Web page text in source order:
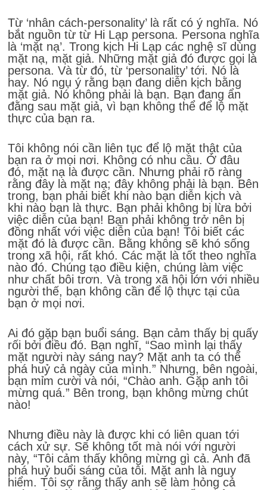
Từ ‘nhân cách-personality’ là rất có ý nghĩa. Nó
bắt nguồn từ từ Hi Lạp persona. Persona nghĩa
là ‘mặt nạ’. Trong kịch Hi Lạp các nghệ sĩ dùng
mặt nạ, mặt giả. Những mặt giả đó được gọi là
persona. Và từ đó, từ ‘personality’ tới. Nó là
hay. Nó ngụ ý rằng bạn đang diễn kịch bằng
mặt giả. Nó không phải là bạn. Bạn đang ẩn
đằng sau mặt giả, vì bạn không thể để lộ mặt
thực của bạn ra.
Tôi không nói cần liên tục để lộ mặt thật của
bạn ra ở mọi nơi. Không có nhu cầu. Ở đâu
đó, mặt nạ là được cần. Nhưng phải rõ ràng
rằng đây là mặt nạ; đây không phải là bạn. Bên
trong, bạn phải biết khi nào bạn diễn kịch và
khi nào bạn là thực. Bạn phải không bị lừa bởi
việc diễn của bạn! Bạn phải không trở nên bị
đồng nhất với việc diễn của bạn! Tôi biết các
mặt đó là được cần. Bằng không sẽ khó sống
trong xã hội, rất khó. Các mặt là tốt theo nghĩa
nào đó. Chúng tạo điều kiện, chúng làm việc
như chất bôi trơn. Và trong xã hội lớn với nhiều
người thế, bạn không cần để lộ thực tại của
bạn ở mọi nơi.
Ai đó gặp bạn buổi sáng. Bạn cảm thấy bị quấy
rối bởi điều đó. Bạn nghĩ, “Sao mình lại thấy
mặt người này sáng nay? Mặt anh ta có thể
phá huỷ cả ngày của mình.” Nhưng, bên ngoài,
bạn mỉm cười và nói, “Chào anh. Gặp anh tôi
mừng quá.” Bên trong, bạn không mừng chút
nào!
Nhưng điều này là được khi có liên quan tới
cách xử sự. Sẽ không tốt mà nói với người
này, “Tôi cảm thấy không mừng gì cả. Anh đã
phá huỷ buổi sáng của tôi. Mặt anh là nguy
hiểm. Tôi sợ rằng thấy anh sẽ làm hỏng cả